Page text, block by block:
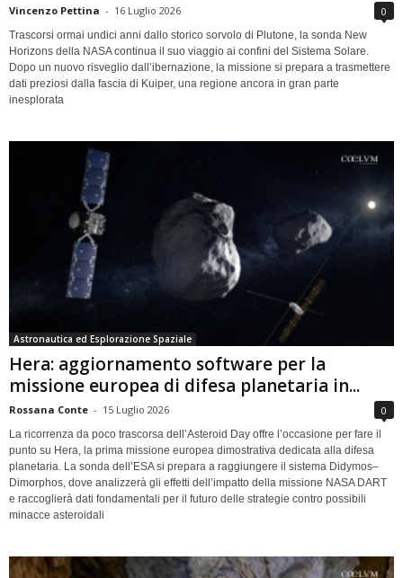
Vincenzo Pettina - 16 Luglio 2026 0
Trascorsi ormai undici anni dallo storico sorvolo di Plutone, la sonda New
Horizons della NASA continua il suo viaggio ai confini del Sistema Solare.
Dopo un nuovo risveglio dall’ibernazione, la missione si prepara a trasmettere
dati preziosi dalla fascia di Kuiper, una regione ancora in gran parte
inesplorata
Astronautica ed Esplorazione Spaziale
Hera: aggiornamento software per la
missione europea di difesa planetaria in...
Rossana Conte - 15 Luglio 2026 0
La ricorrenza da poco trascorsa dell’Asteroid Day offre l’occasione per fare il
punto su Hera, la prima missione europea dimostrativa dedicata alla difesa
planetaria. La sonda dell’ESA si prepara a raggiungere il sistema Didymos–
Dimorphos, dove analizzerà gli effetti dell’impatto della missione NASA DART
e raccoglierà dati fondamentali per il futuro delle strategie contro possibili
minacce asteroidali